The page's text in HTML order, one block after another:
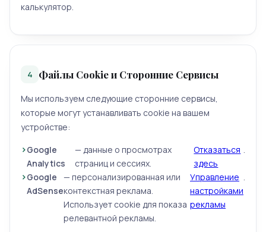
калькулятор.
4 Файлы Cookie и Сторонние Сервисы
Мы используем следующие сторонние сервисы,
которые могут устанавливать cookie на вашем
устройстве:
Google
Analytics
— данные о просмотрах
страниц и сессиях.
Отказаться
здесь
Google
AdSense
— персонализированная или
контекстная реклама.
Использует cookie для показа
релевантной рекламы.
Управление
настройками
рекламы